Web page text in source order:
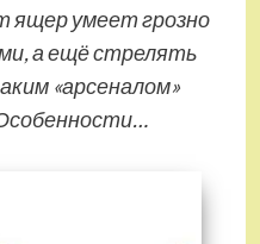
ящер умеет грозно
а ещё стрелять
«арсеналом»